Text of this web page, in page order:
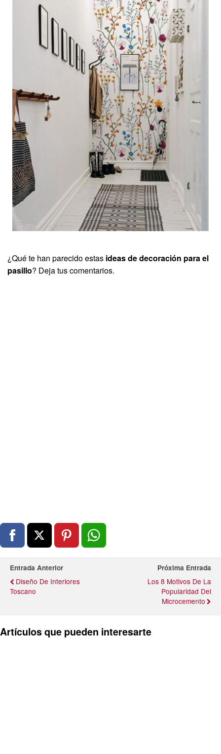
¿Qué te han parecido estas ideas de decoración para el
pasillo? Deja tus comentarios.
Entrada Anterior
Diseño De Interiores
Toscano
Próxima Entrada
Los 8 Motivos De La
Popularidad Del
Microcemento
Artículos que pueden interesarte